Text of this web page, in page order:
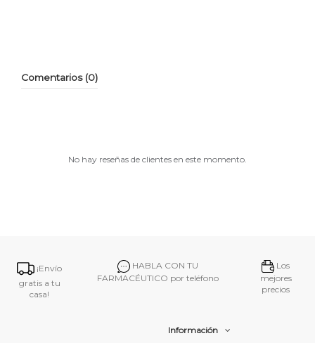
Comentarios (0)
No hay reseñas de clientes en este momento.
¡Envío
gratis a tu
casa!
HABLA CON TU
FARMACÉUTICO por teléfono
Los
mejores
precios
Información